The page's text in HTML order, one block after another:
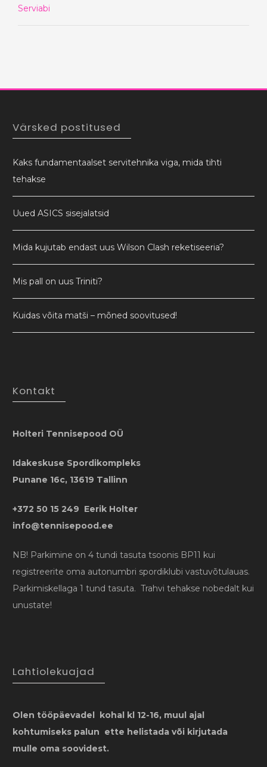
Serviabi
Värsked postitused
Kaks fundamentaalset servitehnika viga, mida tihti
tehakse
Uued ASICS sisejalatsid
Mida kujutab endast uus Wilson Clash reketiseeria?
Mis pall on uus Triniti?
Kuidas võita matši – mõned soovitused!
Kontakt
Holteri Tennisepood OÜ
Idakeskuse Spordikompleks
Punane 16c, 13619 Tallinn
+372 50 15 249 Eerik Holter
info@tennisepood.ee
NB! Parkimine on 4 tundi tasuta tsoonis BP11 kui
registreerite oma autonumbri spordiklubi vastuvõtulauas.
Parkimiskellaga 1 tund tasuta. Trahvi tehakse nobedalt kui
unustate!
Lahtiolekuajad
Olen tööpäevadel kohal kl 12-16, muul ajal
kohtumiseks palun ette helistada või kirjutada
mulle oma soovidest.